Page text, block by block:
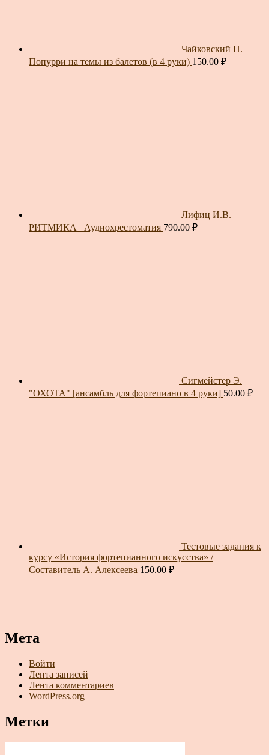
Чайковский П.
Попурри на темы из балетов (в 4 руки) 150.00 ₽
Лифиц И.В.
РИТМИКА_ Аудиохрестоматия 790.00 ₽
Сигмейстер Э.
"ОХОТА" [ансамбль для фортепиано в 4 руки] 50.00 ₽
Тестовые задания к
курсу «История фортепианного искусства» /
Составитель А. Алексеева 150.00 ₽
Мета
Войти
Лента записей
Лента комментариев
WordPress.org
Метки